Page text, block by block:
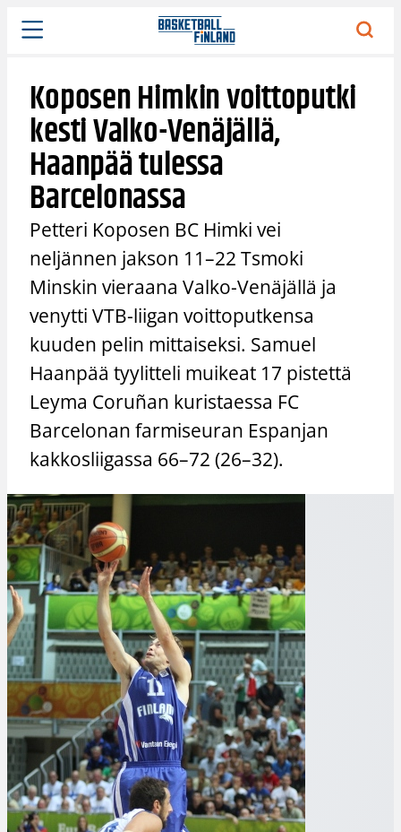
Siirry
sisältöön
Koposen Himkin voittoputki
kesti Valko-Venäjällä,
Haanpää tulessa
Barcelonassa
Petteri Koposen BC Himki vei
neljännen jakson 11–22 Tsmoki
Minskin vieraana Valko-Venäjällä ja
venytti VTB-liigan voittoputkensa
kuuden pelin mittaiseksi. Samuel
Haanpää tyylitteli muikeat 17 pistettä
Leyma Coruñan kuristaessa FC
Barcelonan farmiseuran Espanjan
kakkosliigassa 66–72 (26–32).